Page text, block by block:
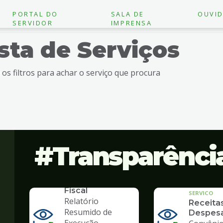
PORTAL DO
SERVIDOR
SALA DE
IMPRENSA
de Serviços
os filtros para achar o serviço que procura
SERVICO
Fiscal
Relatório
Resumido de
SERVICO